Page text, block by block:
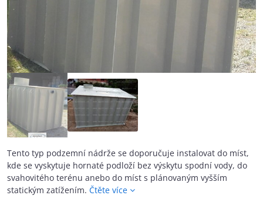
Tento typ podzemní nádrže se doporučuje instalovat do míst,
kde se vyskytuje hornaté podloží bez výskytu spodní vody, do
svahovitého terénu anebo do míst s plánovaným vyšším
statickým zatížením. Čtěte více